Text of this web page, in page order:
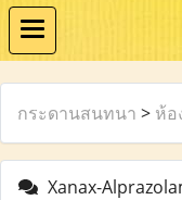
กระดานสนทนา > ห้อ
Xanax-